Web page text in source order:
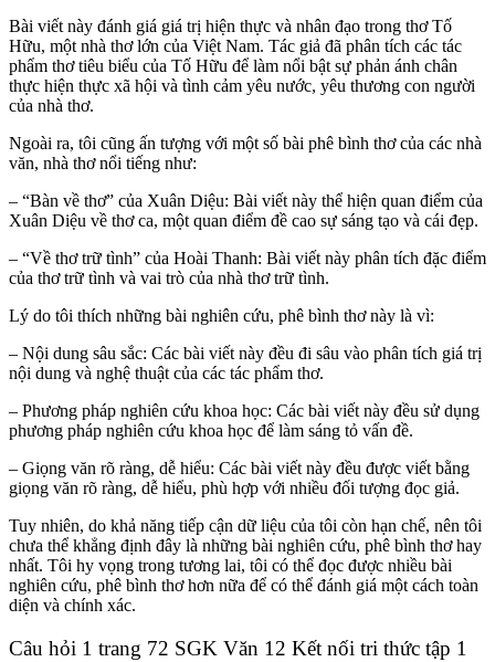
Bài viết này đánh giá giá trị hiện thực và nhân đạo trong thơ Tố
Hữu, một nhà thơ lớn của Việt Nam. Tác giả đã phân tích các tác
phẩm thơ tiêu biểu của Tố Hữu để làm nổi bật sự phản ánh chân
thực hiện thực xã hội và tình cảm yêu nước, yêu thương con người
của nhà thơ.
Ngoài ra, tôi cũng ấn tượng với một số bài phê bình thơ của các nhà
văn, nhà thơ nổi tiếng như:
– “Bàn về thơ” của Xuân Diệu: Bài viết này thể hiện quan điểm của
Xuân Diệu về thơ ca, một quan điểm đề cao sự sáng tạo và cái đẹp.
– “Về thơ trữ tình” của Hoài Thanh: Bài viết này phân tích đặc điểm
của thơ trữ tình và vai trò của nhà thơ trữ tình.
Lý do tôi thích những bài nghiên cứu, phê bình thơ này là vì:
– Nội dung sâu sắc: Các bài viết này đều đi sâu vào phân tích giá trị
nội dung và nghệ thuật của các tác phẩm thơ.
– Phương pháp nghiên cứu khoa học: Các bài viết này đều sử dụng
phương pháp nghiên cứu khoa học để làm sáng tỏ vấn đề.
– Giọng văn rõ ràng, dễ hiểu: Các bài viết này đều được viết bằng
giọng văn rõ ràng, dễ hiểu, phù hợp với nhiều đối tượng đọc giả.
Tuy nhiên, do khả năng tiếp cận dữ liệu của tôi còn hạn chế, nên tôi
chưa thể khẳng định đây là những bài nghiên cứu, phê bình thơ hay
nhất. Tôi hy vọng trong tương lai, tôi có thể đọc được nhiều bài
nghiên cứu, phê bình thơ hơn nữa để có thể đánh giá một cách toàn
diện và chính xác.
Câu hỏi 1 trang 72 SGK Văn 12 Kết nối tri thức tập 1